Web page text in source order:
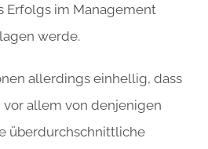
Erfolgs im Management
werde.
allerdings einhellig, dass
vor allem von denjenigen
überdurchschnittliche